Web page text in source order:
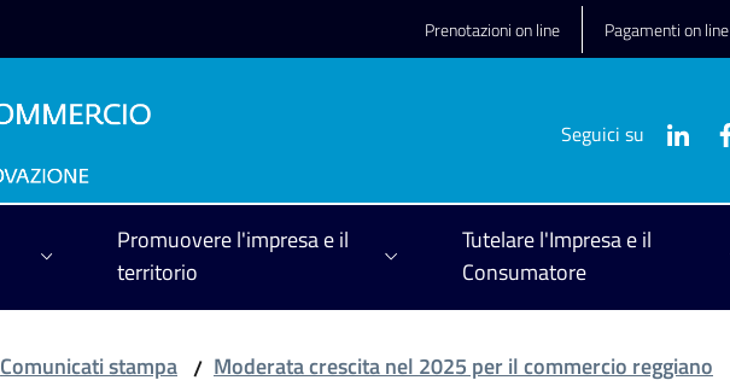
Prenotazioni on line Pagamenti on line
Seguici su
Promuovere l'impresa e il
territorio
Tutelare l'Impresa e il
Consumatore
Comunicati stampa / Moderata crescita nel 2025 per il commercio reggiano